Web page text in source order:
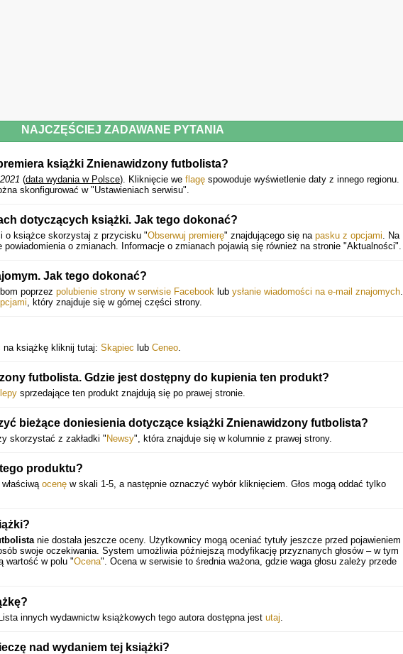
NAJCZĘŚCIEJ ZADAWANE PYTANIA
książki Znienawidzony futbolista?
(data wydania w Polsce). Kliknięcie we flagę spowoduje wyświetlenie daty z innego regionu.
skonfigurować w "Ustawieniach serwisu".
dotyczących książki. Jak tego dokonać?
o książce skorzystaj z przycisku "Obserwuj premierę" znajdującego się na pasku z opcjami. Na
powiadomienia o zmianach. Informacje o zmianach pojawią się również na stronie "Aktualności".
Jak tego dokonać?
poprzez polubienie strony w serwisie Facebook lub ysłanie wiadomości na e-mail znajomych.
, który znajduje się w górnej części strony.
na książkę kliknij tutaj: Skąpiec lub Ceneo.
futbolista. Gdzie jest dostępny do kupienia ten produkt?
sprzedające ten produkt znajdują się po prawej stronie.
bieżące doniesienia dotyczące książki Znienawidzony futbolista?
skorzystać z zakładki " Newsy", która znajduje się w kolumnie z prawej strony.
produktu?
ocenę w skali 1-5, a następnie oznaczyć wybór kliknięciem. Głos mogą oddać tylko
nie dostała jeszcze oceny. Użytkownicy mogą oceniać tytuły jeszcze przed pojawieniem
swoje oczekiwania. System umożliwia późniejszą modyfikację przyznanych głosów – w tym
wartość w polu "Ocena". Ocena w serwisie to średnia ważona, gdzie waga głosu zależy przede
innych wydawnictw książkowych tego autora dostępna jest utaj.
nad wydaniem tej książki?